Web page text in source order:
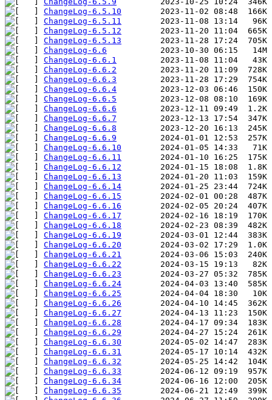
ChangeLog-6.5.10
ChangeLog-6.5.11
ChangeLog-6.5.12
ChangeLog-6.5.13
ChangeLog-6.6
ChangeLog-6.6.1
ChangeLog-6.6.2
ChangeLog-6.6.3
ChangeLog-6.6.4
ChangeLog-6.6.5
ChangeLog-6.6.6
ChangeLog-6.6.7
ChangeLog-6.6.8
ChangeLog-6.6.9
ChangeLog-6.6.10
ChangeLog-6.6.11
ChangeLog-6.6.12
ChangeLog-6.6.13
ChangeLog-6.6.14
ChangeLog-6.6.15
ChangeLog-6.6.16
ChangeLog-6.6.17
ChangeLog-6.6.18
ChangeLog-6.6.19
ChangeLog-6.6.20
ChangeLog-6.6.21
ChangeLog-6.6.22
ChangeLog-6.6.23
ChangeLog-6.6.24
ChangeLog-6.6.25
ChangeLog-6.6.26
ChangeLog-6.6.27
ChangeLog-6.6.28
ChangeLog-6.6.29
ChangeLog-6.6.30
ChangeLog-6.6.31
ChangeLog-6.6.32
ChangeLog-6.6.33
ChangeLog-6.6.34
ChangeLog-6.6.35